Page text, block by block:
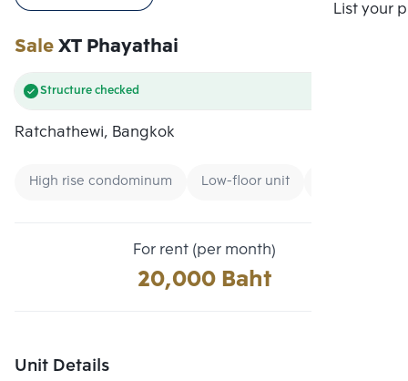
List your
SaleXT Phayathai
Structure checked
Ratchathewi, Bangkok
High rise condominum Low-floor unit
For rent (per month)
20,000 Baht
Unit Details